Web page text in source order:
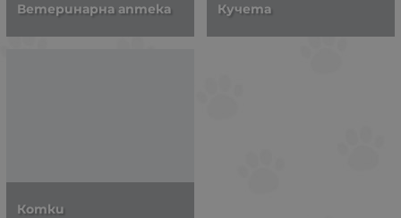
Ветеринарна аптека Кучета
Котки